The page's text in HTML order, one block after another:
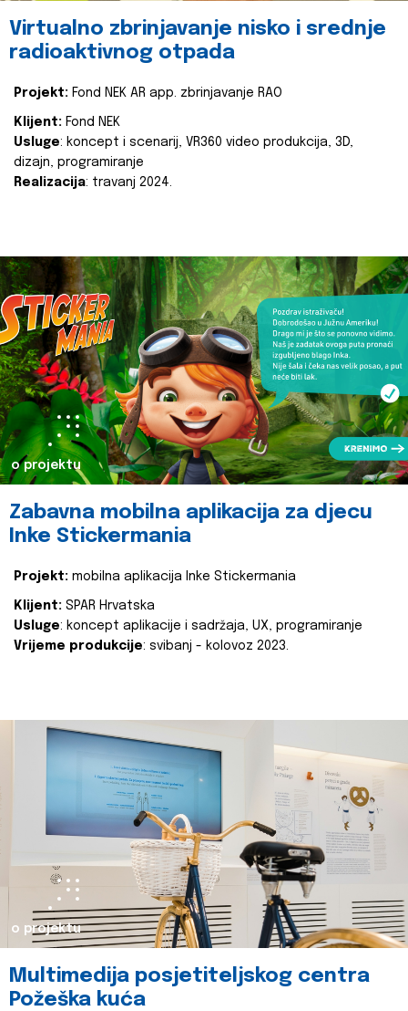
Virtualno zbrinjavanje nisko i srednje
radioaktivnog otpada
Projekt: Fond NEK AR app. zbrinjavanje RAO
Klijent: Fond NEK
Usluge: koncept i scenarij, VR360 video produkcija, 3D,
dizajn, programiranje
Realizacija: travanj 2024.
o projektu
Zabavna mobilna aplikacija za djecu
Inke Stickermania
Projekt: mobilna aplikacija Inke Stickermania
Klijent: SPAR Hrvatska
Usluge: koncept aplikacije i sadržaja, UX, programiranje
Vrijeme produkcije: svibanj - kolovoz 2023.
o projektu
Multimedija posjetiteljskog centra
Požeška kuća